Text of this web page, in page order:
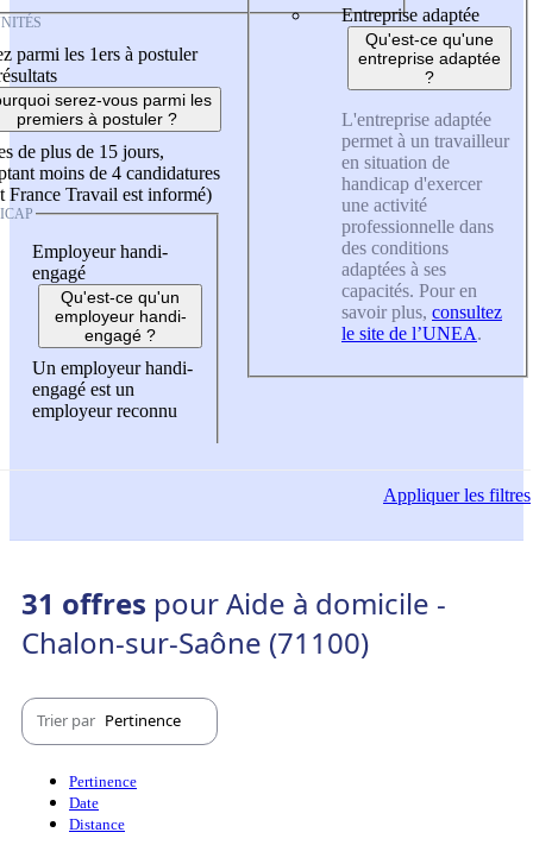
parmi les 1ers à postuler
serez-vous parmi les
premiers à postuler ?
de plus de 15 jours,
moins de 4 candidatures
France Travail est informé)
Employeur handi-
engagé
Qu'est-ce qu'un
employeur handi-
engagé ?
Un employeur handi-
engagé est un
employeur reconnu
Entreprise adaptée
Qu'est-ce qu'une
entreprise adaptée
?
L'entreprise adaptée
permet à un travailleur
en situation de
handicap d'exercer
une activité
professionnelle dans
des conditions
adaptées à ses
capacités. Pour en
savoir plus, consultez
le site de l’UNEA.
Appliquerles filtres
31 offres pour Aide à domicile -
Chalon-sur-Saône (71100)
Trier par Pertinence
Pertinence
Date
Distance